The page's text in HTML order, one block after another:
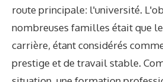
route principale: l'université.
nombreuses familles était que
carrière, étant considérés
prestige et de travail stable.